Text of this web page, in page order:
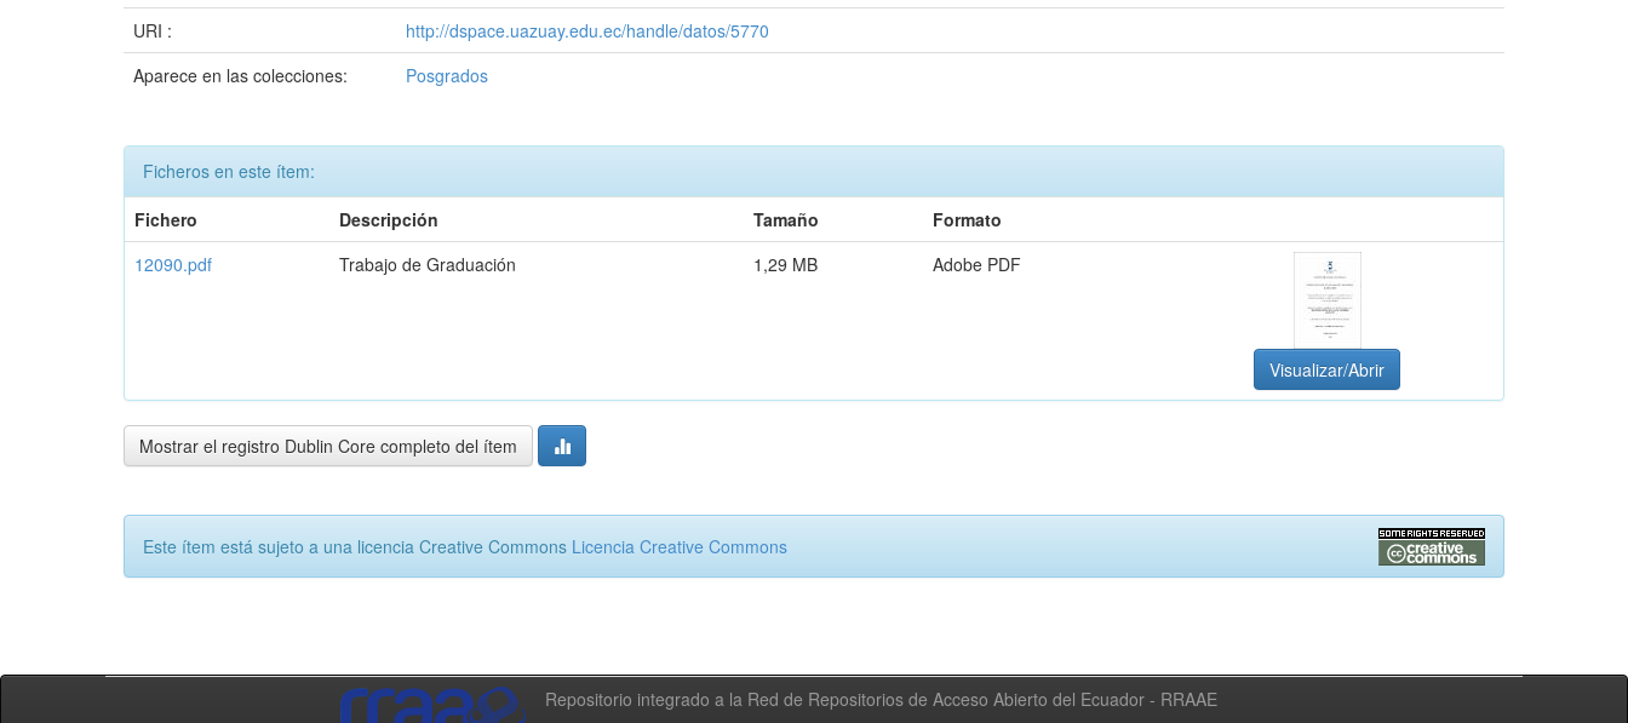
URI :
http://dspace.uazuay.edu.ec/handle/datos/5770
Aparece en las colecciones:
Posgrados
Ficheros en este ítem:
Fichero
Descripción Tamaño
Formato
12090.pdf
Trabajo de Graduación 1,29 MB Adobe PDF
Visualizar/Abrir
Mostrar el registro Dublin Core completo del ítem
Este ítem está sujeto a una licencia Creative Commons Licencia Creative Commons
Repositorio integrado a la Red de Repositorios de Acceso Abierto del Ecuador - RRAAE